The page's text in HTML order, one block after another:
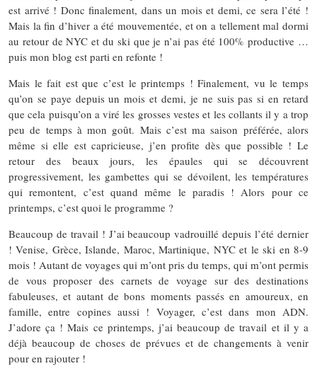
est arrivé ! Donc finalement, dans un mois et demi, ce sera l’été !
Mais la fin d’hiver a été mouvementée, et on a tellement mal dormi
au retour de NYC et du ski que je n’ai pas été 100% productive …
puis mon blog est parti en refonte !
Mais le fait est que c’est le printemps ! Finalement, vu le temps
qu’on se paye depuis un mois et demi, je ne suis pas si en retard
que cela puisqu’on a viré les grosses vestes et les collants il y a trop
peu de temps à mon goût. Mais c’est ma saison préférée, alors
même si elle est capricieuse, j’en profite dès que possible ! Le
retour des beaux jours, les épaules qui se découvrent
progressivement, les gambettes qui se dévoilent, les températures
qui remontent, c’est quand même le paradis ! Alors pour ce
printemps, c’est quoi le programme ?
Beaucoup de travail ! J’ai beaucoup vadrouillé depuis l’été dernier
! Venise, Grèce, Islande, Maroc, Martinique, NYC et le ski en 8-9
mois ! Autant de voyages qui m’ont pris du temps, qui m’ont permis
de vous proposer des carnets de voyage sur des destinations
fabuleuses, et autant de bons moments passés en amoureux, en
famille, entre copines aussi ! Voyager, c’est dans mon ADN.
J’adore ça ! Mais ce printemps, j’ai beaucoup de travail et il y a
déjà beaucoup de choses de prévues et de changements à venir
pour en rajouter !